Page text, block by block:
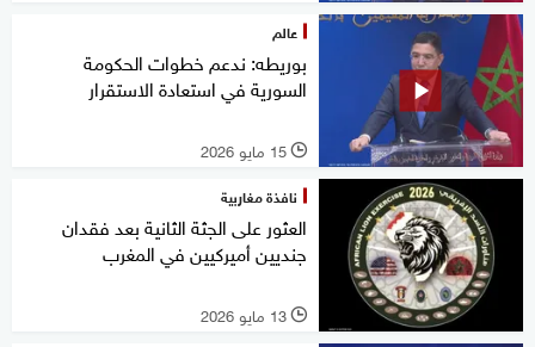
عالم
بوريطه: ندعم خطوات الحكومة
السورية في استعادة الاستقرار
l 15 مايو 2026
نافذة مغاربية
العثور على الجثة الثانية بعد فقدان
جنديين أميركيين في المغرب
l 13 مايو 2026